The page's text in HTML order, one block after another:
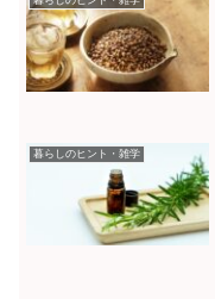
暮らしのヒント・雑学